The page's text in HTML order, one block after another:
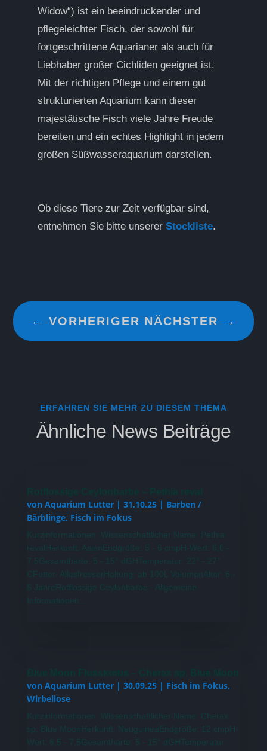
Widow“) ist ein beeindruckender und
pflegeleichter Fisch, der sowohl für
fortgeschrittene Aquarianer als auch für
Liebhaber großer Cichliden geeignet ist.
Mit der richtigen Pflege und einem gut
strukturierten Aquarium kann dieser
majestätische Fisch viele Jahre Freude
bereiten und ein echtes Highlight in jedem
großen Süßwasseraquarium darstellen.
Ob diese Tiere zur Zeit verfügbar sind,
entnehmen Sie bitte unserer Stockliste.
←VORHERIGER NÄCHSTER →
ERFAHREN SIE MEHR ZU DIESEM THEMA
Ähnliche News Beiträge
von Aquarium Lutter| 31.10.25| Barben /
Bärblinge, Fisch im Fokus
von Aquarium Lutter| 30.09.25| Fisch im Fokus,
Wirbellose